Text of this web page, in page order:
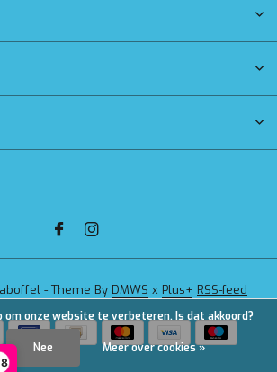
- Theme By DMWS x Plus+ RSS-feed
om onze website te verbeteren. Is dat akkoord?
Nee Meer over cookies »